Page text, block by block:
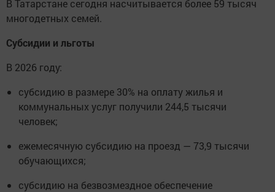
В Татарстане сегодня насчитывается более 59 тысяч
многодетных семей.
Субсидии и льготы
В 2026 году:
субсидию в размере 30% на оплату жилья и
коммунальных услуг получили 244,5 тысячи
человек;
ежемесячную субсидию на проезд — 73,9 тысячи
обучающихся;
субсидию на безвозмездное обеспечение